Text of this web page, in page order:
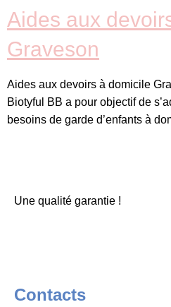
Aides aux
Graveson
Aides aux devoirs à domicile
Biotyful BB a pour objectif de
besoins de garde d’enfants à
Une qualité garantie !
Contacts